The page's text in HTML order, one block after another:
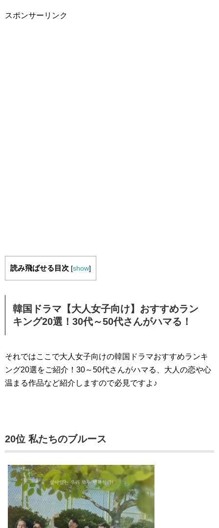
スポンサーリンク
読み飛ばせる目次 [show]
韓国ドラマ【大人女子向け】おすすめラン
キング20選！30代～50代さんがハマる！
それではここで大人女子向けの韓国ドラマおすすめランキ
ング20選をご紹介！30～50代さんがハマる、大人の恋や心
温まる作品など紹介しますので必見ですよ♪
20位 私たちのブルース